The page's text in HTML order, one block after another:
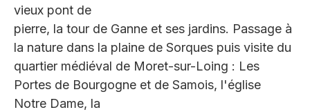
vieux pont de
pierre, la tour de Ganne et ses jardins. Passage à
la nature dans la plaine de Sorques puis visite du
quartier médiéval de Moret-sur-Loing : Les
Portes de Bourgogne et de Samois, l'église
Notre Dame, la